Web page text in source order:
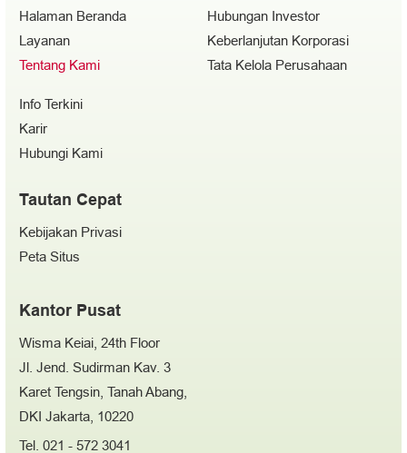
Halaman Beranda
Layanan
Tentang Kami
Hubungan Investor
Keberlanjutan Korporasi
Tata Kelola Perusahaan
Info Terkini
Karir
Hubungi Kami
Tautan Cepat
Kebijakan Privasi
Peta Situs
Kantor Pusat
Wisma Keiai, 24th Floor
Jl. Jend. Sudirman Kav. 3
Karet Tengsin, Tanah Abang,
DKI Jakarta, 10220
Tel. 021 - 572 3041